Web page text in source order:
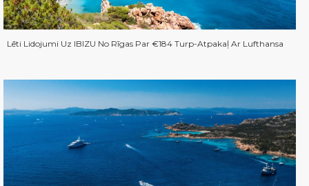
Lēti Lidojumi Uz IBIZU No Rīgas Par €184 Turp-Atpakaļ Ar Lufthansa